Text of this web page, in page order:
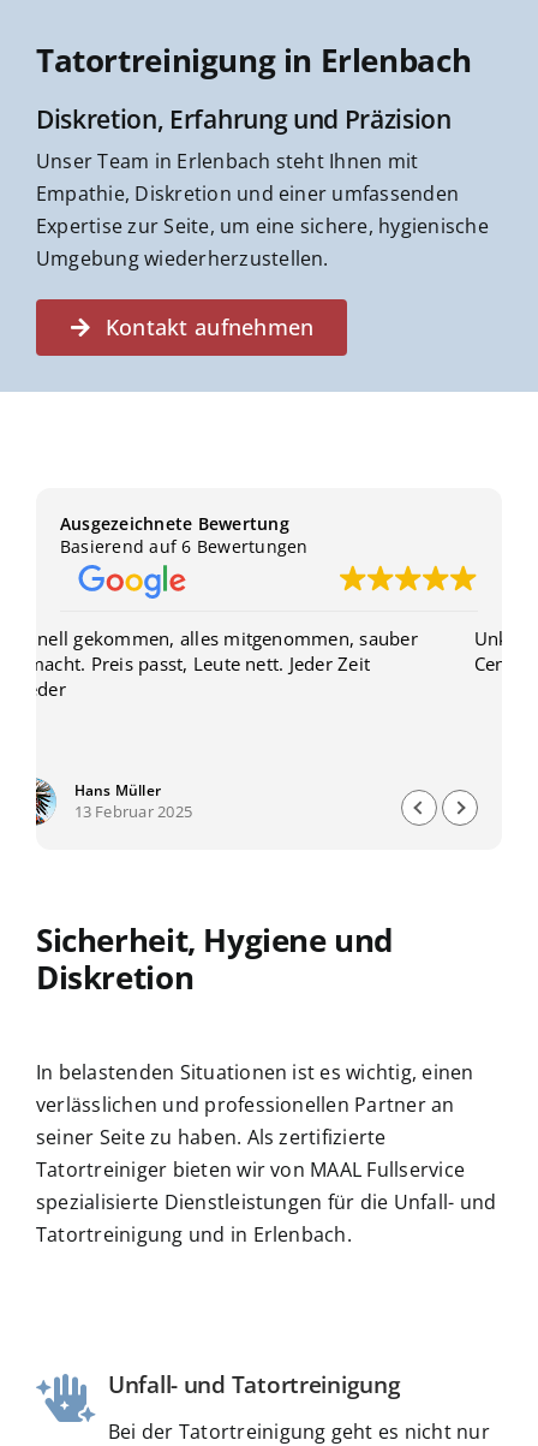
Tatortreinigung in Erlenbach
Diskretion, Erfahrung und Präzision
Unser Team in Erlenbach steht Ihnen mit
Empathie, Diskretion und einer umfassenden
Expertise zur Seite, um eine sichere, hygienische
Umgebung wiederherzustellen.
Kontakt aufnehmen
Ausgezeichnete Bewertung
Basierend auf 6 Bewertungen
Unkompliziert, schnell, zuverlässig und jeden
Cent wert...vielen Dank!
7 Februar 2025
Sicherheit, Hygiene und
Diskretion
In belastenden Situationen ist es wichtig, einen
verlässlichen und professionellen Partner an
seiner Seite zu haben. Als zertifizierte
Tatortreiniger bieten wir von MAAL Fullservice
spezialisierte Dienstleistungen für die Unfall- und
Tatortreinigung und in Erlenbach.
Unfall- und Tatortreinigung
Bei der Tatortreinigung geht es nicht nur